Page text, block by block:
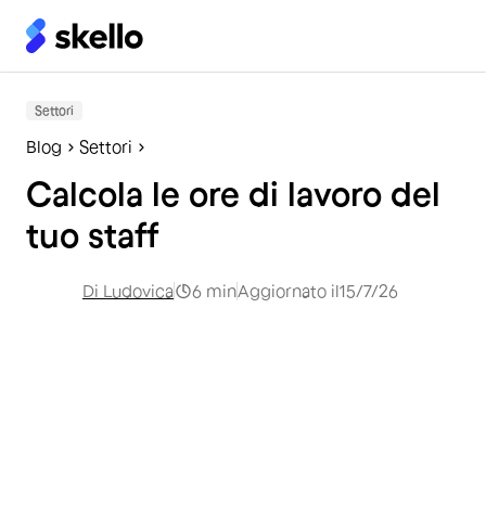
Settori
Blog Settori
Calcola le ore di lavoro del
tuo staff
Di Ludovica 6 minAggiornato il15/7/26